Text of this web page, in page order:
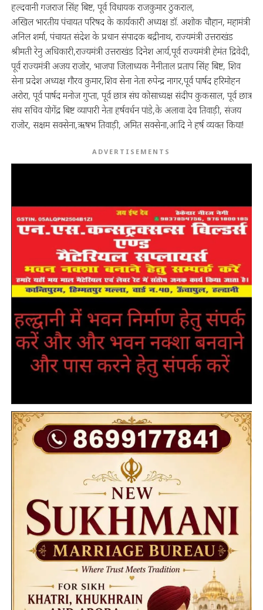
हल्दवानी गजराज सिंह बिष्ट, पूर्व विधायक राजकुमार ठुकराल,
अखिल भारतीय पंचायत परिषद के कार्यकारी अध्यक्ष डॉ. अशोक चौहान, महामंत्री
अनिल शर्मा, पंचायत संदेश के प्रधान संपादक बद्रीनाथ, राज्यमंत्री उत्तराखंड
श्रीमती रेनु अधिकारी,राज्यमंत्री उत्तराखंड दिनेश आर्य,पूर्व राज्यमंत्री हेमंत द्रिवेदी,
पूर्व राज्यमंत्री अजय राजोर, भाजपा जिलाध्यक नैनीताल प्रताप सिंह बिष्ट, शिव
सेना प्रदेश अध्यक्ष गौरव कुमार,शिव सेना नेता रुपेन्द्र नागर,पूर्व पार्षद हरिमोहन
अरोरा, पूर्व पार्षद मनोज गुप्ता, पूर्व छात्र संघ कोसाध्यक्ष संदीप कुकसाल, पूर्व छात्र
संघ सचिव योगेंद्र बिष्ट व्यापारी नेता हर्षवर्धन पांडे,के अलावा देव तिवाड़ी, संजय
राजोर, सक्षम सक्सेना,ऋषभ तिवाड़ी, अमित सक्सेना,आदि ने हर्ष व्यक्त किया!
ADVERTISEMENTS